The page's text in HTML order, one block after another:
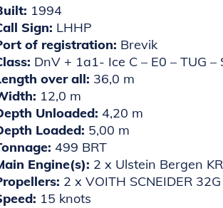
1994
Sign: LHHP
of registration: Brevik
DnV + 1a1- Ice C – E0 – TUG –
over all: 36,0 m
12,0 m
Unloaded: 4,20 m
Loaded: 5,00 m
499 BRT
Engine(s): 2 x Ulstein Bergen
2 x VOITH SCNEIDER
15 knots